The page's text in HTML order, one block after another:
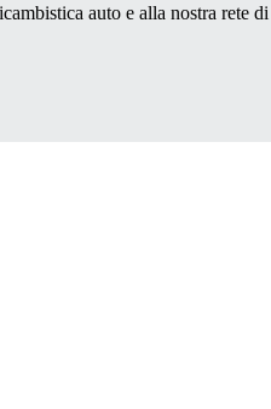
auto e alla nostra rete di